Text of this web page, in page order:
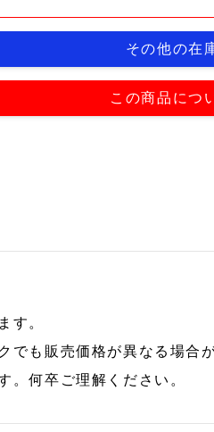
その他の在
この商品につ
す。
でも販売価格が異なる場合
。何卒ご理解ください。